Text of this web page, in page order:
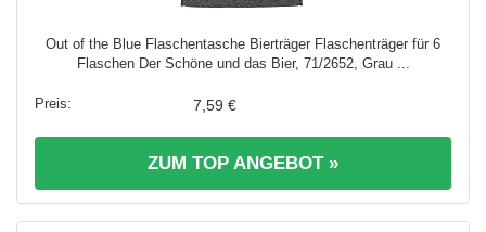
Out of the Blue Flaschentasche Bierträger Flaschenträger für 6
Flaschen Der Schöne und das Bier, 71/2652, Grau ...
7,59 €
ZUM TOP ANGEBOT »